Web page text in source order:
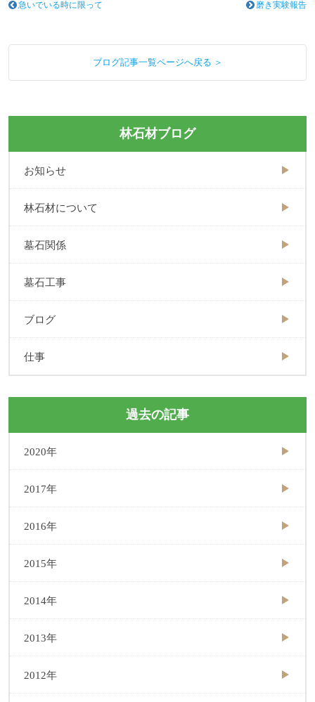
急いでいる時に限って 磨き実験報告
ブログ記事一覧ページへ戻る ＞
林石材ブログ
お知らせ
林石材について
墓石関係
墓石工事
ブログ
仕事
過去の記事
2020年
2017年
2016年
2015年
2014年
2013年
2012年